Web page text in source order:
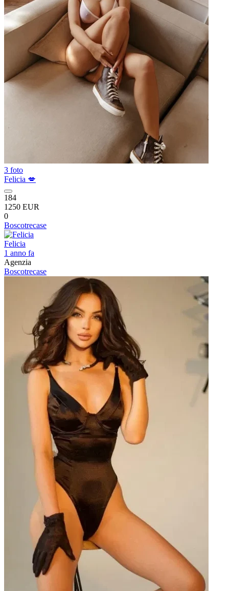
3 foto
Felicia 💋
184
1250 EUR
0
Boscotrecase
Felicia
1 anno fa
Agenzia
Boscotrecase